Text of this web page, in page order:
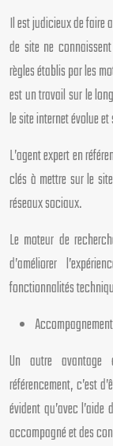
Il est judicieux de faire
de site ne
règles établis par les
est un travail sur le
le site internet évolue
L’agent expert en
clés à mettre sur le
réseaux sociaux.
Le moteur de
d’améliorer
fonctionnalités
Un autre
référencement, c’est
évident qu’avec
accompagné et des